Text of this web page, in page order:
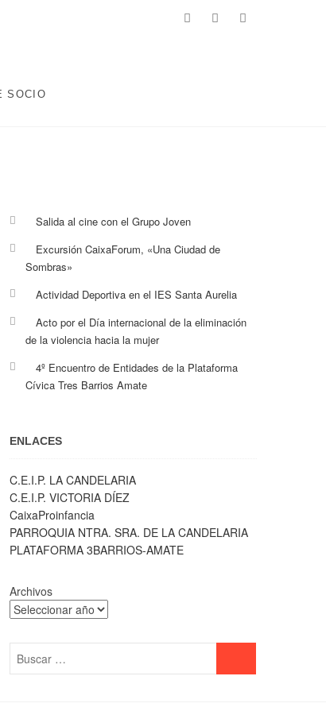
facebooktwitter
SOCIO
Salida al cine con el Grupo Joven
Excursión CaixaForum, «Una Ciudad de
Sombras»
Actividad Deportiva en el IES Santa Aurelia
Acto por el Día internacional de la eliminación
de la violencia hacia la mujer
4º Encuentro de Entidades de la Plataforma
Cívica Tres Barrios Amate
ENLACES
C.E.I.P. LA CANDELARIA
C.E.I.P. VICTORIA DÍEZ
CaixaProinfancia
PARROQUIA NTRA. SRA. DE LA CANDELARIA
PLATAFORMA 3BARRIOS-AMATE
Archivos